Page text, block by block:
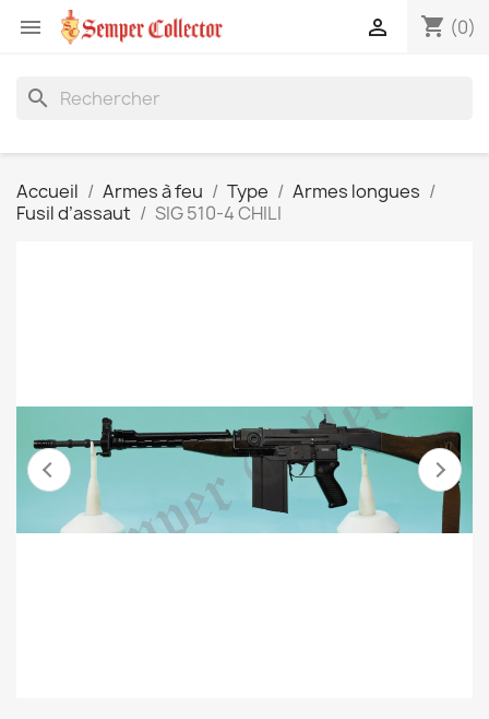
 shopping_cart (0)

search
Accueil Armes à feu Type
Armes longues
Fusil d’assaut
SIG 510-4 CHILI